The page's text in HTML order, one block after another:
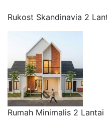
Rukost Skandinavia 2
Rumah Minimalis 2 Lantai